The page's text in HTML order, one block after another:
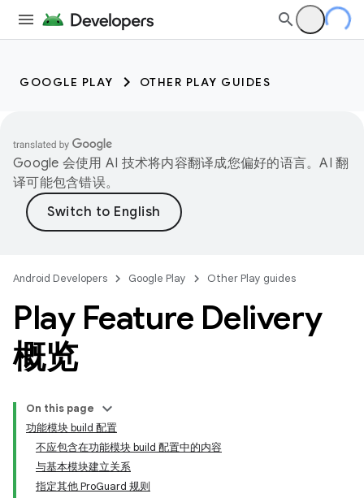
GOOGLE PLAY OTHER PLAY GUIDES
Google 会使用 AI 技术将内容翻译成您偏好的语言。AI 翻
译可能包含错误。
Android Developers Google Play Other Play guides
Play Feature Delivery
概览
On this page
功能模块 build 配置
不应包含在功能模块 build 配置中的内容
与基本模块建立关系
指定其他 ProGuard 规则